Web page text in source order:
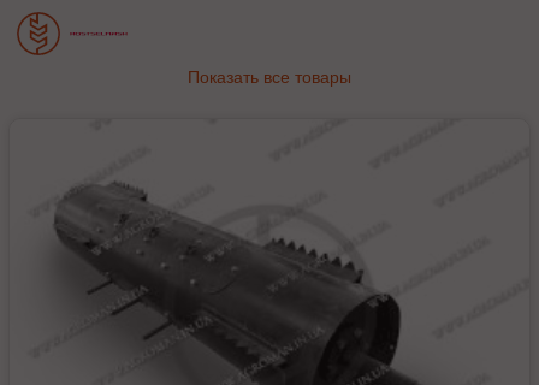
Показать все товары